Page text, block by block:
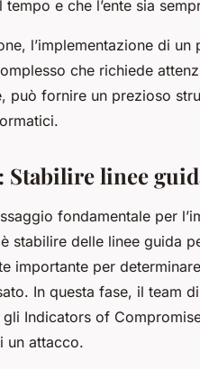
tempo e che l’ente sia
l’implementazione di
che richiede
può fornire un prezioso
Stabilire linee
fondamentale per
stabilire delle linee guida
importante per
In questa fase, il team
Indicators of
un attacco.